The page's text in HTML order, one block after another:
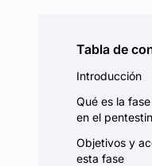
Tabla de
Introducción
Qué es la
en el
Objetivos y
esta fase